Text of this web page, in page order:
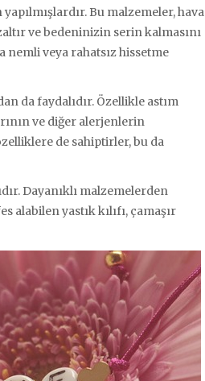
Bu malzemeler, hava
ve bedeninizin serin kalmasını
nemli veya rahatsız hissetme
da faydalıdır. Özellikle astım
ve diğer alerjenlerin
de sahiptirler, bu da
Dayanıklı malzemelerden
alabilen yastık kılıfı, çamaşır